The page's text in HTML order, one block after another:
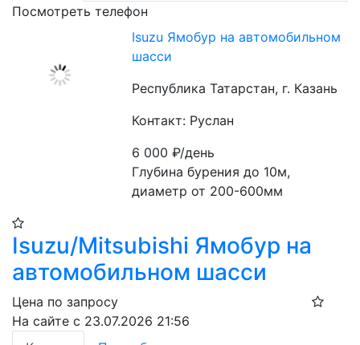
Посмотреть телефон
Isuzu Ямобур на автомобильном
шасси
Республика Татарстан, г. Казань
Контакт: Руслан
6 000₽/день
Глубина бурения до 10м,
диаметр от 200-600мм
Isuzu/Mitsubishi Ямобур на
автомобильном шасси
Цена по запросу
На сайте с 23.07.2026 21:56